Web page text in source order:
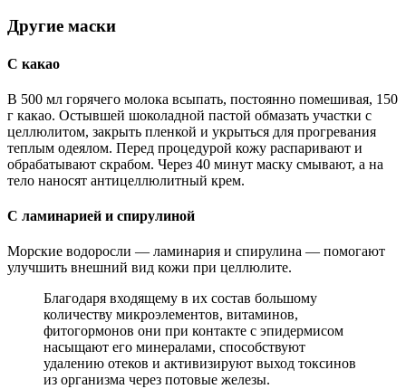
Другие маски
С какао
В 500 мл горячего молока всыпать, постоянно помешивая, 150
г какао. Остывшей шоколадной пастой обмазать участки с
целлюлитом, закрыть пленкой и укрыться для прогревания
теплым одеялом. Перед процедурой кожу распаривают и
обрабатывают скрабом. Через 40 минут маску смывают, а на
тело наносят антицеллюлитный крем.
С ламинарией и спирулиной
Морские водоросли — ламинария и спирулина — помогают
улучшить внешний вид кожи при целлюлите.
Благодаря входящему в их состав большому
количеству микроэлементов, витаминов,
фитогормонов они при контакте с эпидермисом
насыщают его минералами, способствуют
удалению отеков и активизируют выход токсинов
из организма через потовые железы.